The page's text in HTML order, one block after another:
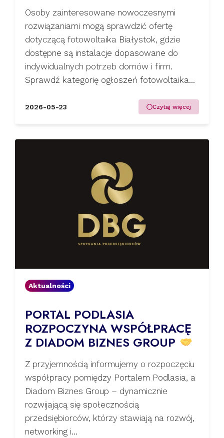
Osoby zainteresowane nowoczesnymi
rozwiązaniami mogą sprawdzić ofertę
dotyczącą fotowoltaika Białystok, gdzie
dostępne są instalacje dopasowane do
indywidualnych potrzeb domów i firm.
Sprawdź kategorię ogłoszeń fotowoltaika...
2026-05-23 Czytaj więcej
Aktualności
PORTAL PODLASIA
ROZPOCZYNA WSPÓŁPRACĘ
Z DIADOM BIZNES GROUP
Z przyjemnością informujemy o rozpoczęciu
współpracy pomiędzy Portalem Podlasia, a
Diadom Biznes Group – dynamicznie
rozwijającą się społecznością
przedsiębiorców, którzy stawiają na rozwój,
networking i...